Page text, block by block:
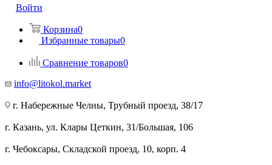
Войти
Корзина0
Избранные товары0
Сравнение товаров0
info@litokol.market
г. Набережные Челны, Трубный проезд, 38/17
г. Казань, ул. Клары Цеткин, 31/Большая, 106
г. Чебоксары, Складской проезд, 10, корп. 4